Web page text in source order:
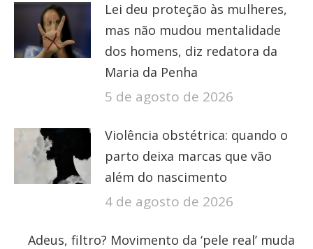
Lei deu proteção às mulheres,
mas não mudou mentalidade
dos homens, diz redatora da
Maria da Penha
5 de agosto de 2026
Violência obstétrica: quando o
parto deixa marcas que vão
além do nascimento
4 de agosto de 2026
Adeus, filtro? Movimento da ‘pele real’ muda